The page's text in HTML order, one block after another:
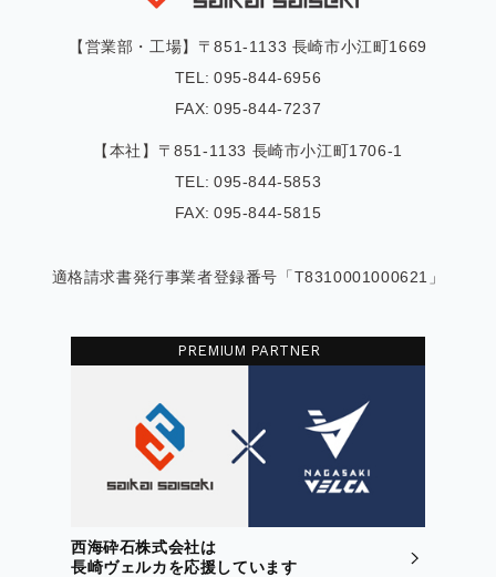
【営業部・工場】〒851-1133 長崎市小江町1669
TEL: 095-844-6956
FAX: 095-844-7237
【本社】〒851-1133 長崎市小江町1706-1
TEL: 095-844-5853
FAX: 095-844-5815
適格請求書発行事業者登録番号「T8310001000621」
PREMIUM PARTNER
西海砕石株式会社は
長崎ヴェルカを応援しています